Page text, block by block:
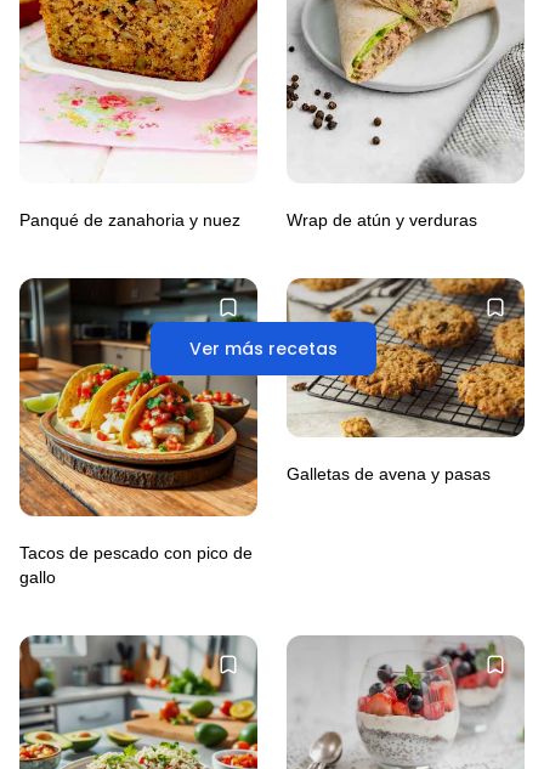
Ver más recetas
Panqué de zanahoria y nuez Wrap de atún y verduras
Tacos de pescado con pico de
gallo
Galletas de avena y pasas